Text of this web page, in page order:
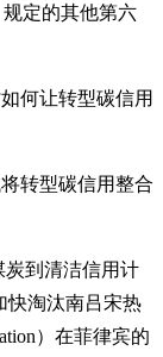
规定的其他第六
何让转型碳信用
转型碳信用整合
炭到清洁信用计
快淘汰南吕宋热
）在菲律宾的